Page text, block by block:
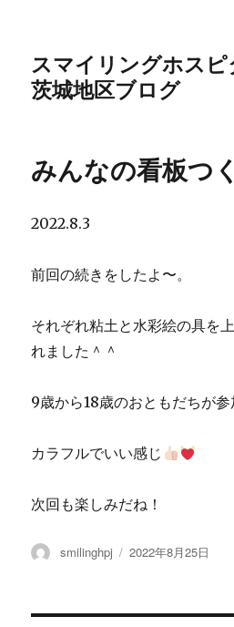
スマイリングホス
茨城地区ブログ
みんなの看板つ
2022.8.3
前回の続きをしたよ〜。
それぞれ粘土と水彩絵の具を
れました＾＾
9歳から18歳のおともだちが参
カラフルでいい感じ
次回も楽しみだね！
投
smilinghpj
投
2022年8月25日